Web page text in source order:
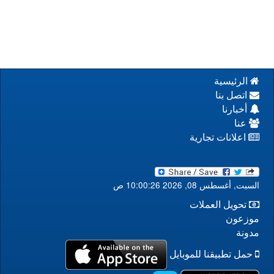
الرئيسية
اتصل بنا
أخبارنا
عنا
اعلانات تجارية
السبت, أغسطس 08, 2026 10:00:26 ص
تحويل العملات
موزعون
مدونة
حمل تطبيقنا للموبايل